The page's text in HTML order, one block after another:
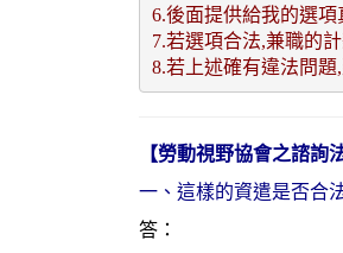
6.後面提供給我的選項
7.若選項合法,兼職的
8.若上述確有違法問
【勞動視野協會之諮詢
一、這樣的資遣是否合
答：